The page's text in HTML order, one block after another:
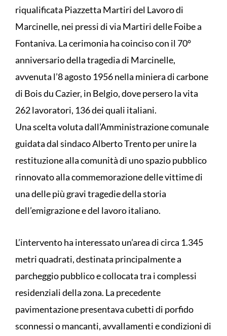
riqualificata Piazzetta Martiri del Lavoro di
Marcinelle, nei pressi di via Martiri delle Foibe a
Fontaniva. La cerimonia ha coinciso con il 70°
anniversario della tragedia di Marcinelle,
avvenuta l’8 agosto 1956 nella miniera di carbone
di Bois du Cazier, in Belgio, dove persero la vita
262 lavoratori, 136 dei quali italiani.
Una scelta voluta dall’Amministrazione comunale
guidata dal sindaco Alberto Trento per unire la
restituzione alla comunità di uno spazio pubblico
rinnovato alla commemorazione delle vittime di
una delle più gravi tragedie della storia
dell’emigrazione e del lavoro italiano.
L’intervento ha interessato un’area di circa 1.345
metri quadrati, destinata principalmente a
parcheggio pubblico e collocata tra i complessi
residenziali della zona. La precedente
pavimentazione presentava cubetti di porfido
sconnessi o mancanti, avvallamenti e condizioni di